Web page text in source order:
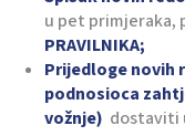
u pet primjeraka,
PRAVILNIKA;
Prijedloge novih
podnosioca
vožnje) dostaviti